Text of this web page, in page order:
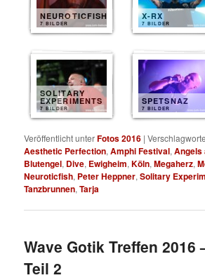
NEUROTICFISH
7 BILDER
X-RX
7 BILDER
SOLITARY
EXPERIMENTS
7 BILDER
SPETSNAZ
7 BILDER
Veröffentlicht unterFotos 2016 |
Aesthetic Perfection,Amphi Festival,Angels
Blutengel, Dive, Ewigheim,Köln,Megaherz,
Neuroticfish, Peter Heppner,Solitary
Tanzbrunnen,Tarja
Wave Gotik Treffen 2016
Teil 2